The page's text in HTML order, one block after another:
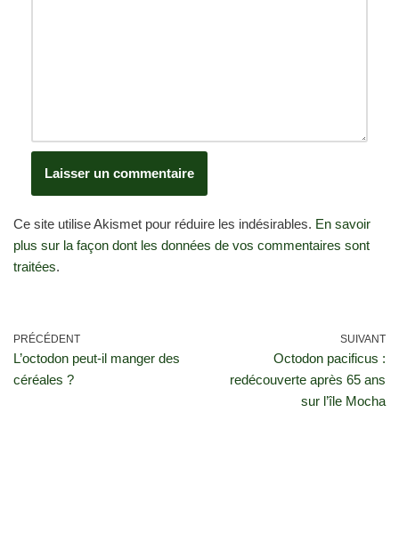
Ce site utilise Akismet pour réduire les indésirables. En savoir
plus sur la façon dont les données de vos commentaires sont
traitées.
PRÉCÉDENT
L’octodon peut-il manger des
céréales ?
SUIVANT
Octodon pacificus :
redécouverte après 65 ans
sur l’île Mocha